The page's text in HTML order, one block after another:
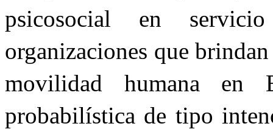
psicosocial en
organizaciones que
movilidad humana en
probabilística de tipo